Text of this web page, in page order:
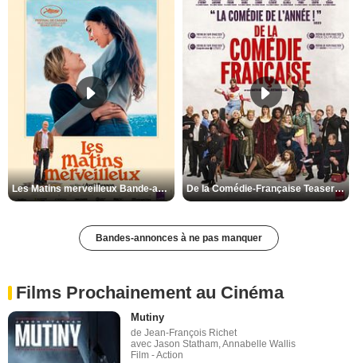
Les Matins merveilleux Bande-annonce VF De la Comédie-Française Teaser VF
Bandes-annonces à ne pas manquer
Films Prochainement au Cinéma
Mutiny
de Jean-François Richet
avec Jason Statham, Annabelle Wallis
Film - Action